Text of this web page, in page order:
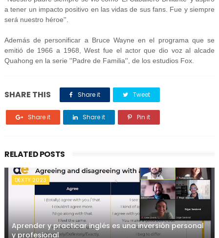
a tener un impacto positivo en las vidas de sus fans. Fue y siempre
será nuestro héroe''.
Además de personificar a Bruce Wayne en el programa que se
emitió de 1966 a 1968, West fue el actor que dio voz al alcade
Quahong en la serie ''Padre de Familia'', de los estudios Fox.
SHARE THIS Share it Tweet
Share it Share it Pin it
RELATED POSTS
DEXTY 2023
Aprender y practicar inglés es una inversión personal
y profesional